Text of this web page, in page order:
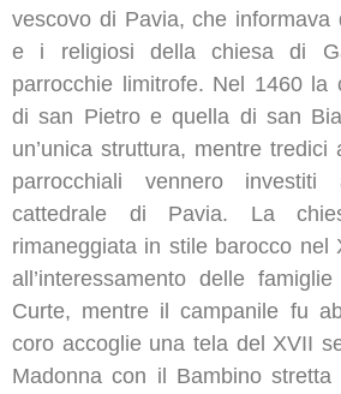
vescovo di Pavia, che informava
e i religiosi della chiesa di
parrocchie limitrofe. Nel 1460 la
di san Pietro e quella di san
un’unica struttura, mentre
parrocchiali vennero
cattedrale di Pavia. La
rimaneggiata in stile barocco nel
all’interessamento delle
Curte, mentre il campanile fu
coro accoglie una tela del XVII
Madonna con il Bambino